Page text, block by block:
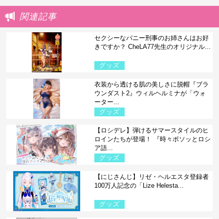
関連記事
セクシーなバニー刑事のお姉さんはお好
きですか？ CheLA77先生のオリジナル...
グッズ
衣装から透ける肌の美しさに脱帽『ブラ
ウンダスト2』ウィルヘルミナが「ウォ
ーター...
グッズ
【ロシデレ】弾けるサマースタイルのヒ
ロインたちが登場！ 『時々ボソッとロシ
ア語...
グッズ
【にじさんじ】リゼ・ヘルエスタ登録者
100万人記念の「Lize Helesta...
グッズ